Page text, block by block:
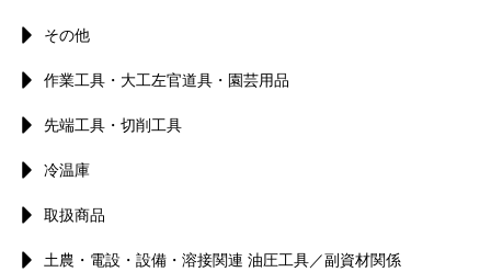
その他
作業工具・大工左官道具・園芸用品
先端工具・切削工具
冷温庫
取扱商品
土農・電設・設備・溶接関連 油圧工具／副資材関係